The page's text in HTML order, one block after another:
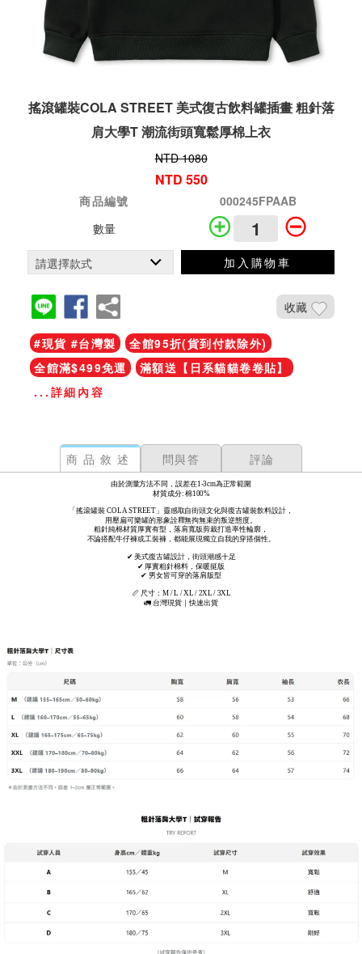
搖滾罐裝COLA STREET 美式復古飲料罐插畫 粗針落
肩大學T 潮流街頭寬鬆厚棉上衣
NTD 1080
NTD 550
商品編號
000245FPAAB
數量
加入購物車
收藏
#現貨 #台灣製
全館95折(貨到付款除外)
全館滿$499免運
滿額送【日系貓貓卷卷貼】
...詳細內容
商品敘述 問與答 評論